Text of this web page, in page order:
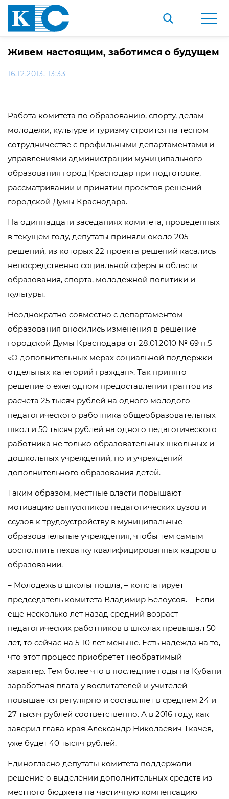
Живем настоящим, заботимся о будущем
16.12.2013, 13:33
Работа комитета по образованию, спорту, делам
молодежи, культуре и туризму строится на тесном
сотрудничестве с профильными департаментами и
управлениями администрации муниципального
образования город Краснодар при подготовке,
рассматривании и принятии проектов решений
городской Думы Краснодара.
На одиннадцати заседаниях комитета, проведенных
в текущем году, депутаты приняли около 205
решений, из которых 22 проекта решений касались
непосредственно социальной сферы в области
образования, спорта, молодежной политики и
культуры.
Неоднократно совместно с департаментом
образования вносились изменения в решение
городской Думы Краснодара от 28.01.2010 № 69 п.5
«О дополнительных мерах социальной поддержки
отдельных категорий граждан». Так принято
решение о ежегодном предоставлении грантов из
расчета 25 тысяч рублей на одного молодого
педагогического работника общеобразовательных
школ и 50 тысяч рублей на одного педагогического
работника не только образовательных школьных и
дошкольных учреждений, но и учреждений
дополнительного образования детей.
Таким образом, местные власти повышают
мотивацию выпускников педагогических вузов и
ссузов к трудоустройству в муниципальные
образовательные учреждения, чтобы тем самым
восполнить нехватку квалифицированных кадров в
образовании.
– Молодежь в школы пошла, – констатирует
председатель комитета Владимир Белоусов. – Если
еще несколько лет назад средний возраст
педагогических работников в школах превышал 50
лет, то сейчас на 5-10 лет меньше. Есть надежда на то,
что этот процесс приобретет необратимый
характер. Тем более что в последние годы на Кубани
заработная плата у воспитателей и учителей
повышается регулярно и составляет в среднем 24 и
27 тысяч рублей соответственно. А в 2016 году, как
заверил глава края Александр Николаевич Ткачев,
уже будет 40 тысяч рублей.
Единогласно депутаты комитета поддержали
решение о выделении дополнительных средств из
местного бюджета на частичную компенсацию